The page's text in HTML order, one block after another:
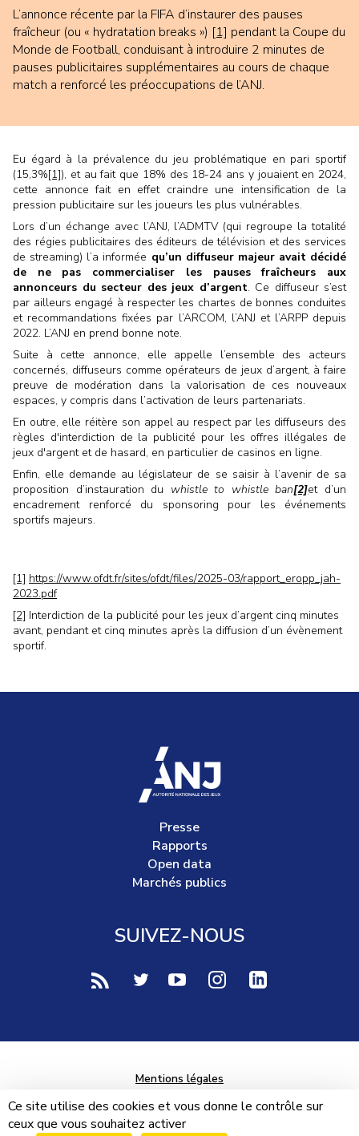
L’annonce récente par la FIFA d’instaurer des pauses
fraîcheur (ou « hydratation breaks ») [1] pendant la Coupe du
Monde de Football, conduisant à introduire 2 minutes de
pauses publicitaires supplémentaires au cours de chaque
match a renforcé les préoccupations de l’ANJ.
Eu égard à la prévalence du jeu problématique en pari sportif
(15,3%[1]), et au fait que 18% des 18-24 ans y jouaient en 2024,
cette annonce fait en effet craindre une intensification de la
pression publicitaire sur les joueurs les plus vulnérables.
Lors d’un échange avec l’ANJ, l’ADMTV (qui regroupe la totalité
des régies publicitaires des éditeurs de télévision et des services
de streaming) l’a informée qu’un diffuseur majeur avait décidé
de ne pas commercialiser les pauses fraîcheurs aux
annonceurs du secteur des jeux d’argent. Ce diffuseur s’est
par ailleurs engagé à respecter les chartes de bonnes conduites
et recommandations fixées par l’ARCOM, l’ANJ et l’ARPP depuis
2022. L’ANJ en prend bonne note.
Suite à cette annonce, elle appelle l’ensemble des acteurs
concernés, diffuseurs comme opérateurs de jeux d’argent, à faire
preuve de modération dans la valorisation de ces nouveaux
espaces, y compris dans l’activation de leurs partenariats.
En outre, elle réitère son appel au respect par les diffuseurs des
règles d'interdiction de la publicité pour les offres illégales de
jeux d'argent et de hasard, en particulier de casinos en ligne.
Enfin, elle demande au législateur de se saisir à l’avenir de sa
proposition d’instauration du whistle to whistle ban[2]et d’un
encadrement renforcé du sponsoring pour les événements
sportifs majeurs.
[1] https://www.ofdt.fr/sites/ofdt/files/2025-03/rapport_eropp_jah-
2023.pdf
[2] Interdiction de la publicité pour les jeux d’argent cinq minutes
avant, pendant et cinq minutes après la diffusion d’un évènement
sportif.
accueil
Presse
Rapports
Open data
Marchés publics
SUIVEZ-NOUS
voir notre page rss (Nouvelle fenêtre)
voir notre page twitter (Nouvelle
voir notre page youtube-play
voir notre page
Mentions légales
Données personnelles
Plan du site
Ce site utilise des cookies et vous donne le contrôle sur
ceux que vous souhaitez activer